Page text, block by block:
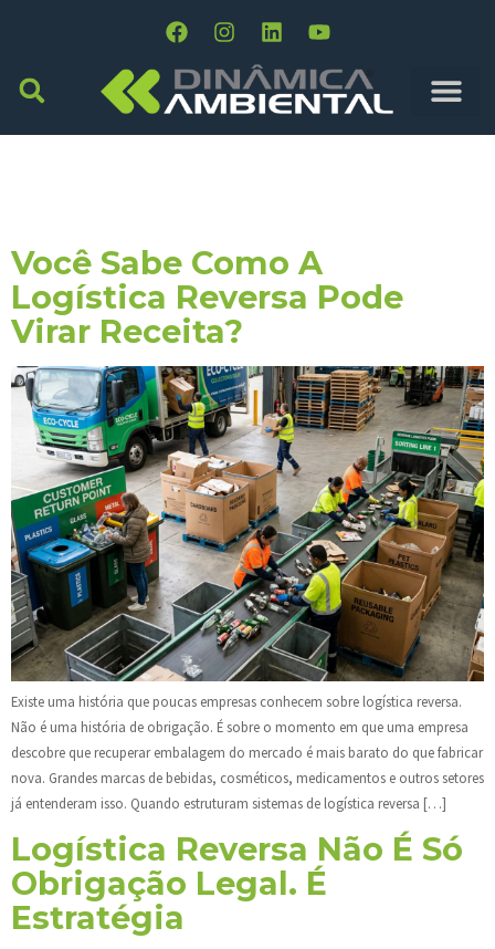
Você Sabe Como A
Logística Reversa Pode
Virar Receita?
Existe uma história que poucas empresas conhecem sobre logística reversa.
Não é uma história de obrigação. É sobre o momento em que uma empresa
descobre que recuperar embalagem do mercado é mais barato do que fabricar
nova. Grandes marcas de bebidas, cosméticos, medicamentos e outros setores
já entenderam isso. Quando estruturam sistemas de logística reversa […]
Logística Reversa Não É Só
Obrigação Legal. É
Estratégia